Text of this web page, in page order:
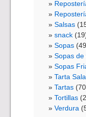
Salsas
snack
Sopas
Sopas de
Sopas
Tarta
Tartas
Tortillas
Verdura